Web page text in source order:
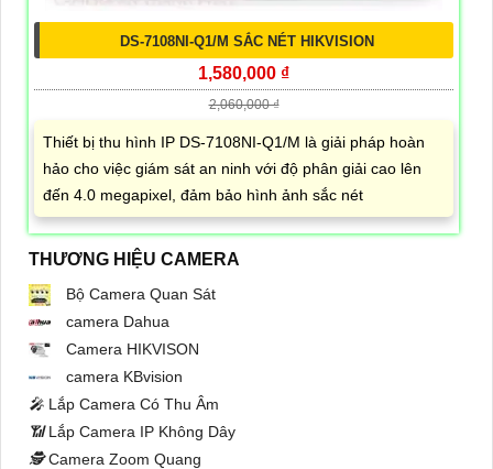
DS-7108NI-Q1/M SẮC NÉT HIKVISION
1,580,000 ₫
2,060,000 ₫
Thiết bị thu hình IP DS-7108NI-Q1/M là giải pháp hoàn
hảo cho việc giám sát an ninh với độ phân giải cao lên
đến 4.0 megapixel, đảm bảo hình ảnh sắc nét
THƯƠNG HIỆU CAMERA
Bộ Camera Quan Sát
camera Dahua
Camera HIKVISON
camera KBvision
️🎤️ Lắp Camera Có Thu Âm
📶Lắp Camera IP Không Dây
🕵️Camera Zoom Quang